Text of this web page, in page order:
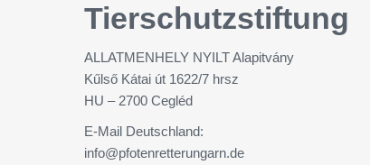
Tierschutzstiftung
ALLATMENHELY NYILT Alapitvány
Kűlső Kátai út 1622/7 hrsz
HU – 2700 Cegléd
E-Mail Deutschland:
info@pfotenretterungarn.de